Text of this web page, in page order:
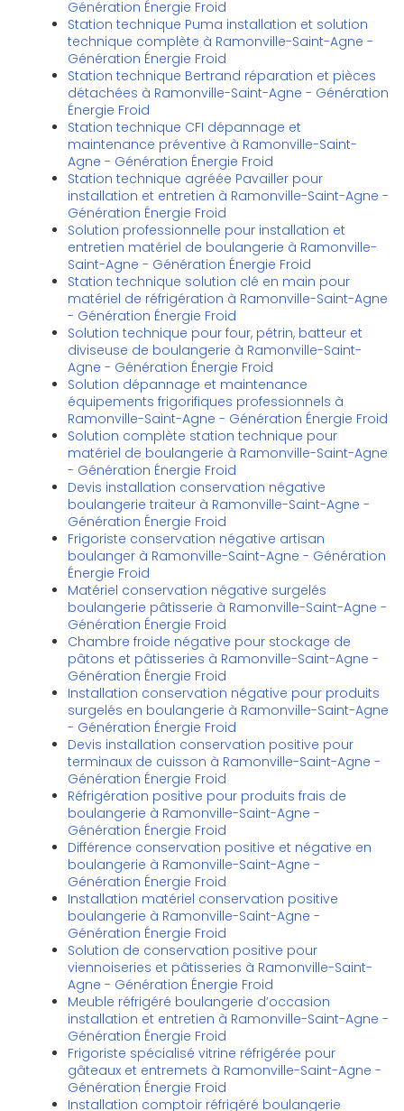
Génération Énergie Froid
Station technique Puma installation et solution
technique complète à Ramonville-Saint-Agne -
Génération Énergie Froid
Station technique Bertrand réparation et pièces
détachées à Ramonville-Saint-Agne - Génération
Énergie Froid
Station technique CFI dépannage et
maintenance préventive à Ramonville-Saint-
Agne - Génération Énergie Froid
Station technique agréée Pavailler pour
installation et entretien à Ramonville-Saint-Agne -
Génération Énergie Froid
Solution professionnelle pour installation et
entretien matériel de boulangerie à Ramonville-
Saint-Agne - Génération Énergie Froid
Station technique solution clé en main pour
matériel de réfrigération à Ramonville-Saint-Agne
- Génération Énergie Froid
Solution technique pour four, pétrin, batteur et
diviseuse de boulangerie à Ramonville-Saint-
Agne - Génération Énergie Froid
Solution dépannage et maintenance
équipements frigorifiques professionnels à
Ramonville-Saint-Agne - Génération Énergie Froid
Solution complète station technique pour
matériel de boulangerie à Ramonville-Saint-Agne
- Génération Énergie Froid
Devis installation conservation négative
boulangerie traiteur à Ramonville-Saint-Agne -
Génération Énergie Froid
Frigoriste conservation négative artisan
boulanger à Ramonville-Saint-Agne - Génération
Énergie Froid
Matériel conservation négative surgelés
boulangerie pâtisserie à Ramonville-Saint-Agne -
Génération Énergie Froid
Chambre froide négative pour stockage de
pâtons et pâtisseries à Ramonville-Saint-Agne -
Génération Énergie Froid
Installation conservation négative pour produits
surgelés en boulangerie à Ramonville-Saint-Agne
- Génération Énergie Froid
Devis installation conservation positive pour
terminaux de cuisson à Ramonville-Saint-Agne -
Génération Énergie Froid
Réfrigération positive pour produits frais de
boulangerie à Ramonville-Saint-Agne -
Génération Énergie Froid
Différence conservation positive et négative en
boulangerie à Ramonville-Saint-Agne -
Génération Énergie Froid
Installation matériel conservation positive
boulangerie à Ramonville-Saint-Agne -
Génération Énergie Froid
Solution de conservation positive pour
viennoiseries et pâtisseries à Ramonville-Saint-
Agne - Génération Énergie Froid
Meuble réfrigéré boulangerie d’occasion
installation et entretien à Ramonville-Saint-Agne -
Génération Énergie Froid
Frigoriste spécialisé vitrine réfrigérée pour
gâteaux et entremets à Ramonville-Saint-Agne -
Génération Énergie Froid
Installation comptoir réfrigéré boulangerie